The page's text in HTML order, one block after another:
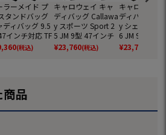
ラーメイド プ
タンドバッグ
ディバッグ 9.5
インチ対応 TF
年モデル
日本正
(税込)
キャロウェイ キャ
ディバッグ Callawa
y スポーツ Sport 2
5 JM 9型 47インチ
対応 5分割 カート
タイプ 2026年モデ
¥23,760(税込)
キャロウェイ
ディバッグ
y シェブ スタ
6 JM 9.0型 47
チ対応 5分割
ンドバッグ
¥23,760
品